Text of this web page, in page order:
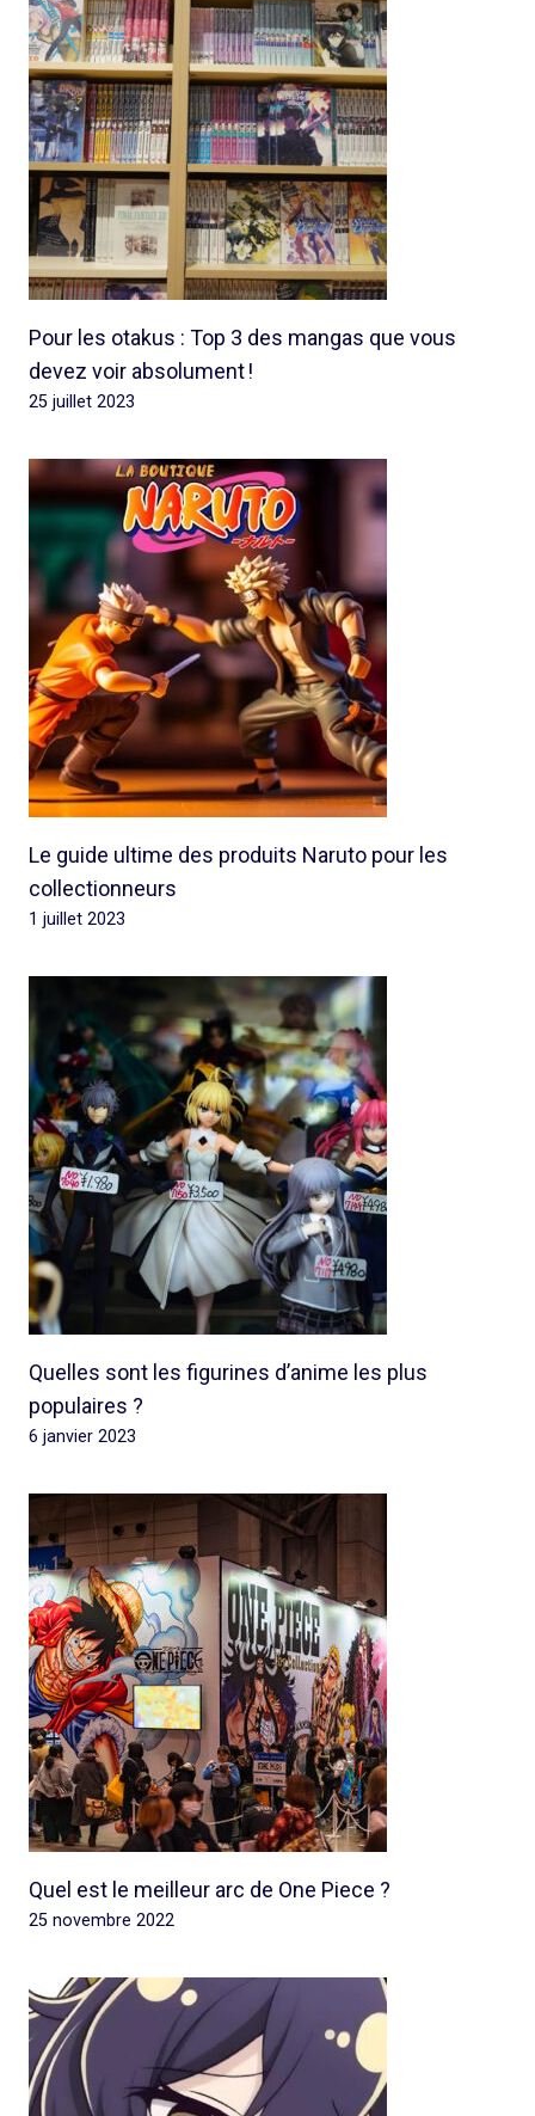
Pour les otakus : Top 3 des mangas que vous
devez voir absolument !
25 juillet 2023
Le guide ultime des produits Naruto pour les
collectionneurs
1 juillet 2023
Quelles sont les figurines d’anime les plus
populaires ?
6 janvier 2023
Quel est le meilleur arc de One Piece ?
25 novembre 2022